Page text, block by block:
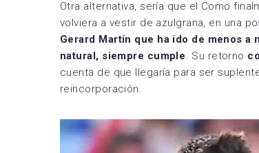
Otra alternativa, sería que el Como
volviera a vestir de azulgrana, en una
Gerard Martín que ha ido de menos a
natural, siempre cumple . Su retorno
cuenta de que llegaría para ser
reincorporación.